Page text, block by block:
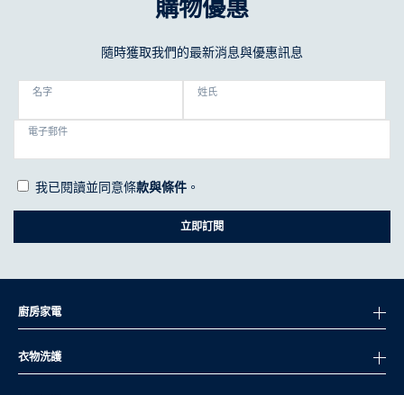
購物優惠
隨時獲取我們的最新消息與優惠訊息
名字 姓氏
電子郵件
我已閱讀並同意條款與條件 。
立即訂閱
廚房家電
衣物洗護